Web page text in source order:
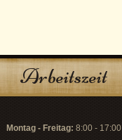
Arbeitszeit
Montag - Freitag: 8:00 - 17:00